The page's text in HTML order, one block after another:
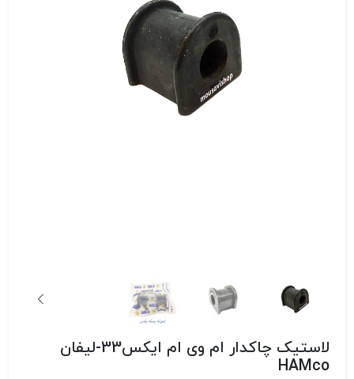
لاستیک چاکدار ام وی ام ایکس33-لیفان
HAMco